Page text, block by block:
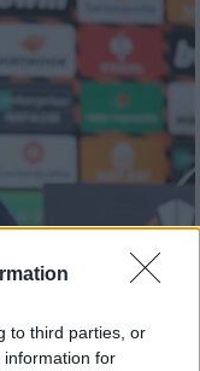
to third parties, or
information for